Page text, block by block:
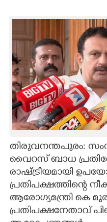
INFO+
ART
ASTRO
LITERATURE
ZOOM
തിരുവനന്തപുരം:
വൈറസ് ബാധ
രാഷ്ട്രീയമായി
പ്രതിപക്ഷത്തിന്റെ
ആരോഗ്യമന്ത്രി കെ
പ്രതിപക്ഷനേതാവ്